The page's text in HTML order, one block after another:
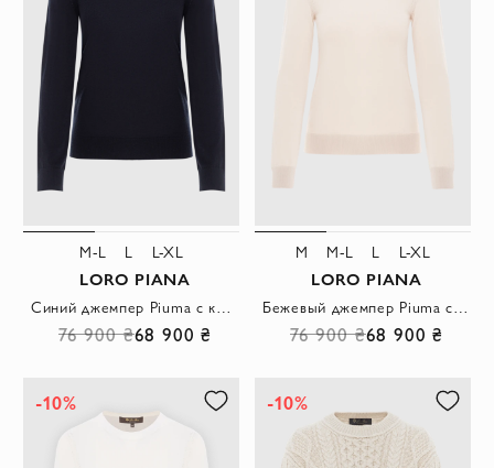
M-L L L-XL
LORO PIANA
Синий джемпер Piuma с круглым вырезом из тончайшего и мягкого кашемира
76 900 ₴68 900 ₴
M M-L L L-XL
LORO PIANA
Бежевый джемпер Piuma с круглым вырезом из тончайшего и мягкого кашемира
76 900 ₴68 900 ₴
-10% -10%